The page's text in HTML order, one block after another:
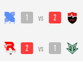
1 vs 2
2 vs 1